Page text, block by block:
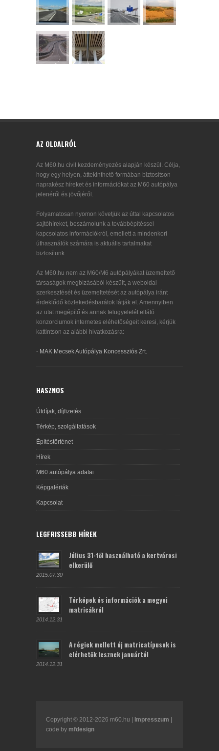
AZ OLDALRÓL
Az M60.hu civil kezdeményezés alapján készül. Célja,
hogy egy helyen, áttekinthető formában biztosítson
naprakész híreket és információkat az M60 autópálya
jelenéről és jövőjéről.
Folyamatosan nyomon követjük az úttal kapcsolatos
sajtóhíreket, beszámolunk a továbbépítéssel
kapcsolatos információkról, emellett a mindenkori
úthasználók számára is aktuális tartalmakat
biztosítunk.
Az M60.hu nem az M60/M6 autópályákat üzemeltető
társaságok megbízásából készült, a weboldal
szerkesztését és üzemeltetését az autópálya iránt
érdeklődő közlekedésbarátok látják el. Amennyiben
az utat megépítő és annak felügyeletét ellátó
konzorciumok internetes eléhetőségeit keresi, kérjük
kattintson az alábbi hivatkozásra:
- MAK Mecsek Autópálya Koncessziós Zrt.
HASZNOS
Útdíjak, díjfizetés
Térkép, szolgáltatások
Építéstörténet
Hírek
M60 autópálya adatai
Képgalériák
Kapcsolat
LEGFRISSEBB HÍREK
Július 31-től használható a kertvárosi
elkerülő
2015.07.30
Térképek és információk a megyei
matricákról
2014.12.31
A régiek mellett új matricatípusok is
elérhetők lesznek januártól
2014.12.31
Copyright © 2012-2026 m60.hu | Impresszum
code by mfdesign